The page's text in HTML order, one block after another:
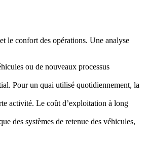
le confort des opérations. Une analyse
ou de nouveaux processus
Pour un quai utilisé quotidiennement, la
activité. Le coût d’exploitation à long
des systèmes de retenue des véhicules,